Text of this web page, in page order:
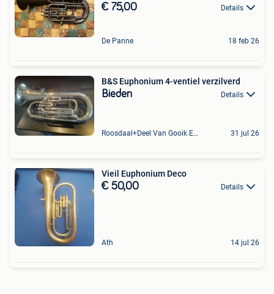
€ 75,00 Details
De Panne 18 feb 26
B&S Euphonium 4-ventiel verzilverd
Bieden Details
Roosdaal+Deel Van Gooik En Sint-Kwintens-Lennik 31 jul 26
Vieil Euphonium Deco
€ 50,00 Details
Ath 14 jul 26